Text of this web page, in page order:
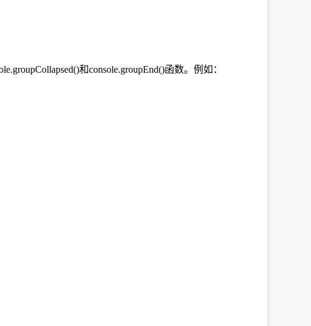
和console.groupEnd()函数。例如：